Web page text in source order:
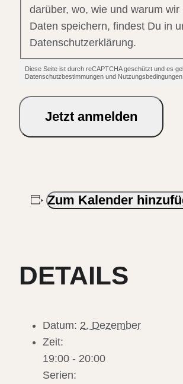
darüber, wo, wie und warum wir
Daten speichern, findest Du in
Datenschutzerklärung.
Diese Seite ist durch reCAPTCHA geschützt und es
Datenschutzbestimmungen und Nutzungsbedingungen
Jetzt anmelden
Zum Kalender
DETAILS
Datum: 2. Dezember
Zeit:
19:00 - 20:00
Serien: